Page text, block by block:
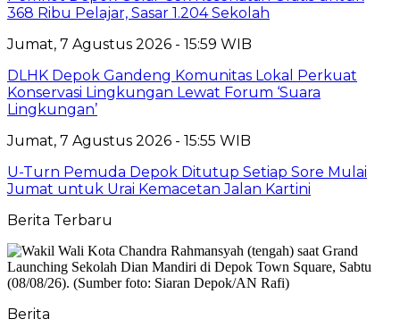
368 Ribu Pelajar, Sasar 1.204 Sekolah
Jumat, 7 Agustus 2026 - 15:59 WIB
DLHK Depok Gandeng Komunitas Lokal Perkuat
Konservasi Lingkungan Lewat Forum ‘Suara
Lingkungan’
Jumat, 7 Agustus 2026 - 15:55 WIB
U-Turn Pemuda Depok Ditutup Setiap Sore Mulai
Jumat untuk Urai Kemacetan Jalan Kartini
Berita Terbaru
Berita